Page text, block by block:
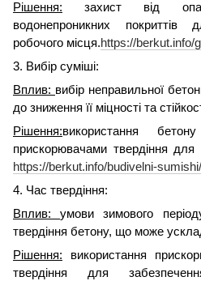
Рішення: захист від
водонепроникних покриттів
робочого місця.https://berkut.info/
3. Вибір суміші:
Вплив: вибір неправильної
до зниження її міцності та
Рішення:використання
прискорювачами твердіння для
https://berkut.info/budivelni-sumishi/
4. Час твердіння:
Вплив:умови зимового
твердіння бетону, що може
Рішення: використання
твердіння для